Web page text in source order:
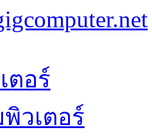
ตอร์
วเตอร์